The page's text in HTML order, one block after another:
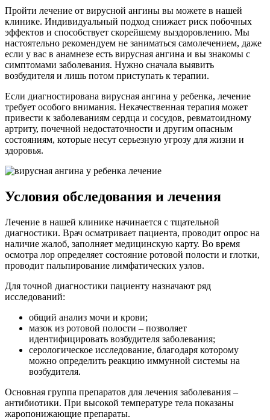
Пройти лечение от вирусной ангины вы можете в нашей
клинике. Индивидуальный подход снижает риск побочных
эффектов и способствует скорейшему выздоровлению. Мы
настоятельно рекомендуем не заниматься самолечением, даже
если у вас в анамнезе есть вирусная ангина и вы знакомы с
симптомами заболевания. Нужно сначала выявить
возбудителя и лишь потом приступать к терапии.
Если диагностирована вирусная ангина у ребенка, лечение
требует особого внимания. Некачественная терапия может
привести к заболеваниям сердца и сосудов, ревматоидному
артриту, почечной недостаточности и другим опасным
состояниям, которые несут серьезную угрозу для жизни и
здоровья.
Условия обследования и лечения
Лечение в нашей клинике начинается с тщательной
диагностики. Врач осматривает пациента, проводит опрос на
наличие жалоб, заполняет медицинскую карту. Во время
осмотра лор определяет состояние ротовой полости и глотки,
проводит пальпирование лимфатических узлов.
Для точной диагностики пациенту назначают ряд
исследований:
общий анализ мочи и крови;
мазок из ротовой полости – позволяет
идентифицировать возбудителя заболевания;
серологическое исследование, благодаря которому
можно определить реакцию иммунной системы на
возбудителя.
Основная группа препаратов для лечения заболевания –
антибиотики. При высокой температуре тела показаны
жаропонижающие препараты.